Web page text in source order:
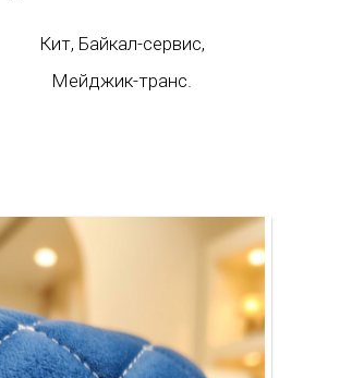
Кит, Байкал-сервис,
Мейджик-транс.